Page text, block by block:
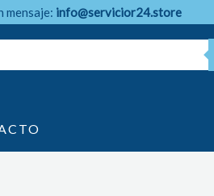
mensaje: info@servicior24.store